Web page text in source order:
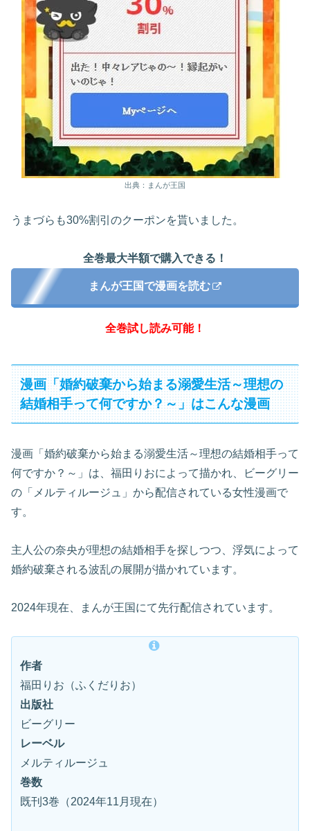
出典：まんが王国
うまづらも30%割引のクーポンを貰いました。
全巻最大半額で購入できる！
まんが王国で漫画を読む
全巻試し読み可能！
漫画「婚約破棄から始まる溺愛生活～理想の
結婚相手って何ですか？～」はこんな漫画
漫画「婚約破棄から始まる溺愛生活～理想の結婚相手って
何ですか？～」は、福田りおによって描かれ、ビーグリー
の「メルティルージュ」から配信されている女性漫画で
す。
主人公の奈央が理想の結婚相手を探しつつ、浮気によって
婚約破棄される波乱の展開が描かれています。
2024年現在、まんが王国にて先行配信されています。
作者
福田りお（ふくだりお）
出版社
ビーグリー
レーベル
メルティルージュ
巻数
既刊3巻（2024年11月現在）